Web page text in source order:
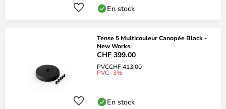
En stock
Tense 5 Multicouleur Canopée Black -
New Works
CHF 399.00
PVCCHF 413.00
PVC -3%
En stock